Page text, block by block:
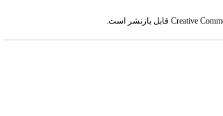
Creativeقابل بازنشر است.